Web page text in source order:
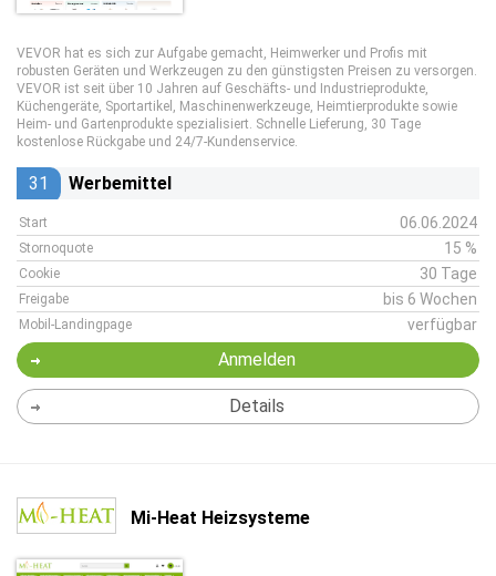
VEVOR hat es sich zur Aufgabe gemacht, Heimwerker und Profis mit
robusten Geräten und Werkzeugen zu den günstigsten Preisen zu versorgen.
VEVOR ist seit über 10 Jahren auf Geschäfts- und Industrieprodukte,
Küchengeräte, Sportartikel, Maschinenwerkzeuge, Heimtierprodukte sowie
Heim- und Gartenprodukte spezialisiert. Schnelle Lieferung, 30 Tage
kostenlose Rückgabe und 24/7-Kundenservice.
31 Werbemittel
Start 06.06.2024
Stornoquote 15 %
Cookie 30 Tage
Freigabe bis 6 Wochen
Mobil-Landingpage verfügbar
Anmelden
Details
Mi-Heat Heizsysteme